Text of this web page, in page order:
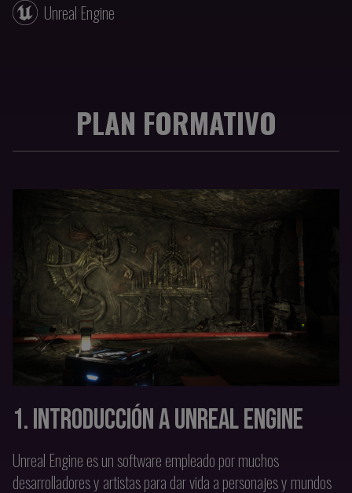
Unreal Engine
PLAN FORMATIVO
1. INTRODUCCIÓN A UNREAL ENGINE
Unreal Engine es un software empleado por muchos
desarrolladores y artistas para dar vida a personajes y mundos